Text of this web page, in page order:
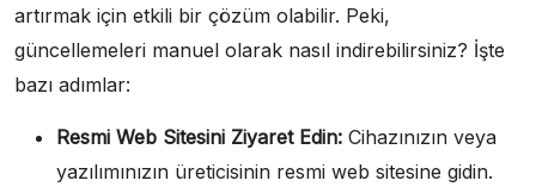
artırmak için etkili bir çözüm olabilir. Peki,
güncellemeleri manuel olarak nasıl indirebilirsiniz? İşte
bazı adımlar:
Resmi Web Sitesini Ziyaret Edin: Cihazınızın veya
yazılımınızın üreticisinin resmi web sitesine gidin.